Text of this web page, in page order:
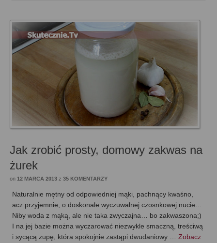
Jak zrobić prosty, domowy zakwas na
żurek
on 12 MARCA 2013 z 35 KOMENTARZY
Naturalnie mętny od odpowiedniej mąki, pachnący kwaśno,
acz przyjemnie, o doskonale wyczuwalnej czosnkowej nucie…
Niby woda z mąką, ale nie taka zwyczajna… bo zakwaszona;)
I na jej bazie można wyczarować niezwykle smaczną, treściwą
i sycącą zupę, która spokojnie zastąpi dwudaniowy … Zobacz